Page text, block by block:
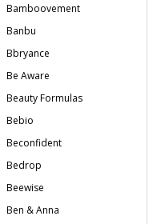
Bamboovement
Banbu
Bbryance
Be Aware
Beauty Formulas
Bebio
Beconfident
Bedrop
Beewise
Ben & Anna